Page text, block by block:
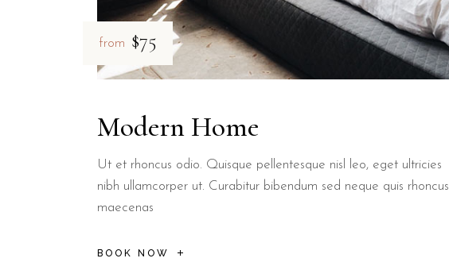
from $75
Modern Home
Ut et rhoncus odio. Quisque pellentesque nisl leo, eget ultricies
nibh ullamcorper ut. Curabitur bibendum sed neque quis rhoncus
maecenas
BOOK NOW